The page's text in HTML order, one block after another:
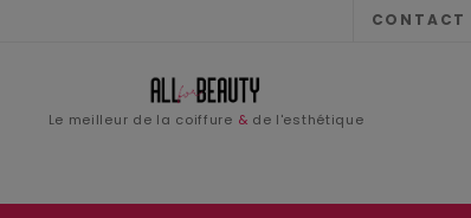
CONTACT
Le meilleur de la coiffure & de l'esthétique
Password